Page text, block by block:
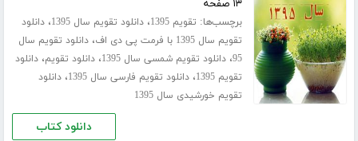
۱۳ صفحه
برچسب‌ها: تقویم 1395 ،دانلود تقویم سال 1395 ،دانلود
تقویم سال 1395 با فرمت پی دی اف
،دانلود تقویم سال
95،دانلود تقویم شمسی سال 1395 ،دانلود تقویم،دانلود
تقویم 1395
،دانلود تقویم فارسی سال 1395 ،دانلود
تقویم خورشیدی سال 1395
دانلود کتاب